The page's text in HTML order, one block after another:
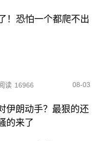
！恐怕一个都爬不出
读 16966 08-03
伊朗动手？最狠的还
的来了